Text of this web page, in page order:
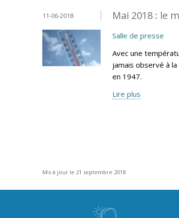
Mai 2018 : le
11-06-2018
Salle de presse
Avec une
jamais observé à
en 1947.
Lire plus
Mis à jour le 21 septembre 2018